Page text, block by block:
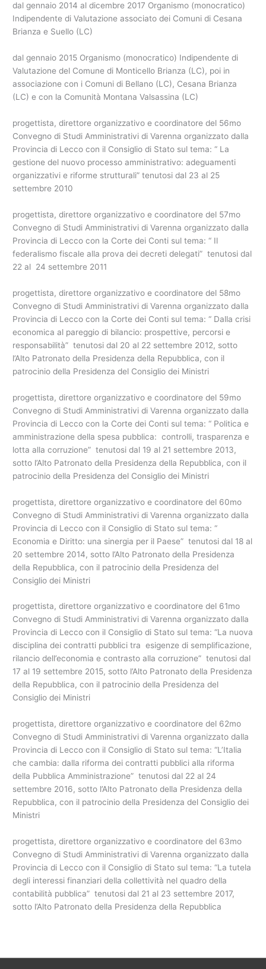
dal gennaio 2014 al dicembre 2017 Organismo (monocratico)
Indipendente di Valutazione associato dei Comuni di Cesana
Brianza e Suello (LC)
dal gennaio 2015 Organismo (monocratico) Indipendente di
Valutazione del Comune di Monticello Brianza (LC), poi in
associazione con i Comuni di Bellano (LC), Cesana Brianza
(LC) e con la Comunità Montana Valsassina (LC)
progettista, direttore organizzativo e coordinatore del 56mo
Convegno di Studi Amministrativi di Varenna organizzato dalla
Provincia di Lecco con il Consiglio di Stato sul tema: “ La
gestione del nuovo processo amministrativo: adeguamenti
organizzativi e riforme strutturali” tenutosi dal 23 al 25
settembre 2010
progettista, direttore organizzativo e coordinatore del 57mo
Convegno di Studi Amministrativi di Varenna organizzato dalla
Provincia di Lecco con la Corte dei Conti sul tema: “ Il
federalismo fiscale alla prova dei decreti delegati” tenutosi dal
22 al 24 settembre 2011
progettista, direttore organizzativo e coordinatore del 58mo
Convegno di Studi Amministrativi di Varenna organizzato dalla
Provincia di Lecco con la Corte dei Conti sul tema: “ Dalla crisi
economica al pareggio di bilancio: prospettive, percorsi e
responsabilità” tenutosi dal 20 al 22 settembre 2012, sotto
l’Alto Patronato della Presidenza della Repubblica, con il
patrocinio della Presidenza del Consiglio dei Ministri
progettista, direttore organizzativo e coordinatore del 59mo
Convegno di Studi Amministrativi di Varenna organizzato dalla
Provincia di Lecco con la Corte dei Conti sul tema: “ Politica e
amministrazione della spesa pubblica: controlli, trasparenza e
lotta alla corruzione” tenutosi dal 19 al 21 settembre 2013,
sotto l’Alto Patronato della Presidenza della Repubblica, con il
patrocinio della Presidenza del Consiglio dei Ministri
progettista, direttore organizzativo e coordinatore del 60mo
Convegno di Studi Amministrativi di Varenna organizzato dalla
Provincia di Lecco con il Consiglio di Stato sul tema: “
Economia e Diritto: una sinergia per il Paese” tenutosi dal 18 al
20 settembre 2014, sotto l’Alto Patronato della Presidenza
della Repubblica, con il patrocinio della Presidenza del
Consiglio dei Ministri
progettista, direttore organizzativo e coordinatore del 61mo
Convegno di Studi Amministrativi di Varenna organizzato dalla
Provincia di Lecco con il Consiglio di Stato sul tema: “La nuova
disciplina dei contratti pubblici tra esigenze di semplificazione,
rilancio dell’economia e contrasto alla corruzione” tenutosi dal
17 al 19 settembre 2015, sotto l’Alto Patronato della Presidenza
della Repubblica, con il patrocinio della Presidenza del
Consiglio dei Ministri
progettista, direttore organizzativo e coordinatore del 62mo
Convegno di Studi Amministrativi di Varenna organizzato dalla
Provincia di Lecco con il Consiglio di Stato sul tema: “L’Italia
che cambia: dalla riforma dei contratti pubblici alla riforma
della Pubblica Amministrazione” tenutosi dal 22 al 24
settembre 2016, sotto l’Alto Patronato della Presidenza della
Repubblica, con il patrocinio della Presidenza del Consiglio dei
Ministri
progettista, direttore organizzativo e coordinatore del 63mo
Convegno di Studi Amministrativi di Varenna organizzato dalla
Provincia di Lecco con il Consiglio di Stato sul tema: “La tutela
degli interessi finanziari della collettività nel quadro della
contabilità pubblica” tenutosi dal 21 al 23 settembre 2017,
sotto l’Alto Patronato della Presidenza della Repubblica